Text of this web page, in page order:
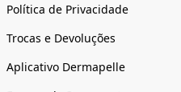
Política de Privacidade
Trocas e Devoluções
Aplicativo Dermapelle